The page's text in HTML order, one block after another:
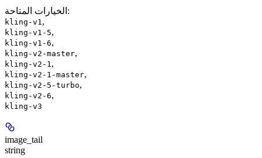
الخيارات المتاحة :
kling-v1,
kling-v1-5,
kling-v1-6,
kling-v2-master,
kling-v2-1,
kling-v2-1-master,
kling-v2-5-turbo,
kling-v2-6,
kling-v3
image_tail
string